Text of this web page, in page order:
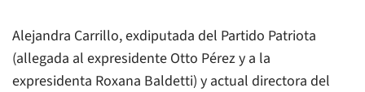
Alejandra Carrillo, exdiputada del Partido Patriota
(allegada al expresidente Otto Pérez y a la
expresidenta Roxana Baldetti) y actual directora del